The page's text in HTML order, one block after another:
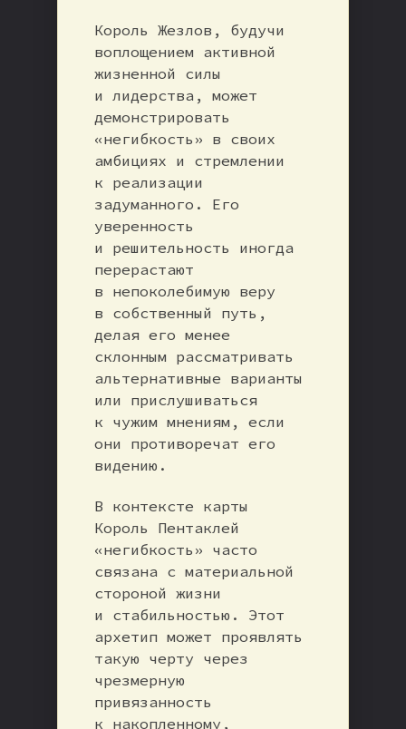
Король Жезлов, будучи
воплощением активной
жизненной силы
и лидерства, может
демонстрировать
«негибкость» в своих
амбициях и стремлении
к реализации
задуманного. Его
уверенность
и решительность иногда
перерастают
в непоколебимую веру
в собственный путь,
делая его менее
склонным рассматривать
альтернативные варианты
или прислушиваться
к чужим мнениям, если
они противоречат его
видению.
В контексте карты
Король Пентаклей
«негибкость» часто
связана с материальной
стороной жизни
и стабильностью. Этот
архетип может проявлять
такую черту через
чрезмерную
привязанность
к накопленному,